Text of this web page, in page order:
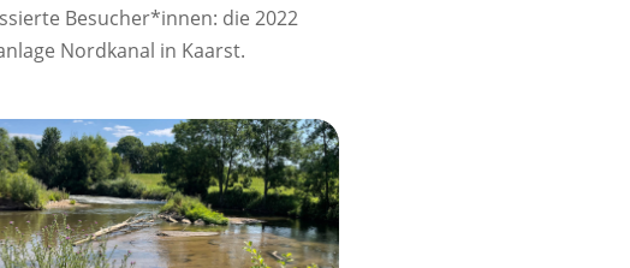
Besucher*innen: die 2022
Nordkanal in Kaarst.